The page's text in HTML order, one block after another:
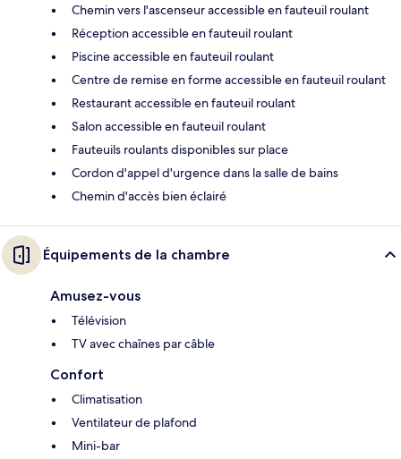
Chemin vers l'ascenseur accessible en fauteuil roulant
Réception accessible en fauteuil roulant
Piscine accessible en fauteuil roulant
Centre de remise en forme accessible en fauteuil roulant
Restaurant accessible en fauteuil roulant
Salon accessible en fauteuil roulant
Fauteuils roulants disponibles sur place
Cordon d'appel d'urgence dans la salle de bains
Chemin d'accès bien éclairé
Équipements de la chambre
Amusez-vous
Télévision
TV avec chaînes par câble
Confort
Climatisation
Ventilateur de plafond
Mini-bar